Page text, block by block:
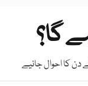
گا؟
کا احوال جانیے